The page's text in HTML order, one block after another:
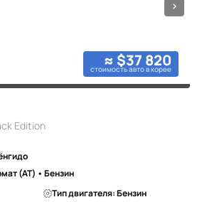
≈ $37 820
стоимость авто в корее
Edition
(AT) • Бензин
Тип двигателя: Бензин